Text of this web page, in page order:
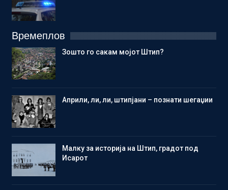
Времеплов
Зошто го сакам мојот Штип?
Aприли, ли, ли, штипјани – познати шегаџии
Малку за историја на Штип, градот под
Исарот